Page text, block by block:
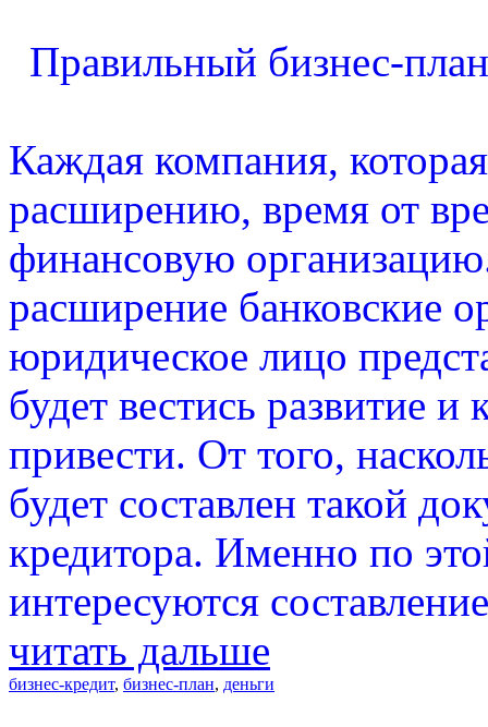
Правильный бизнес-
Каждая компания,
расширению, время от
финансовую
расширение банковские
юридическое лицо
будет вестись развитие
привести. От того,
будет составлен такой
кредитора. Именно по
интересуются
читать дальше
бизнес-кредит, бизнес-план, деньги